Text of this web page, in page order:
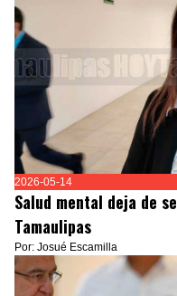
2026-05-14
Salud mental deja de
Tamaulipas
Por: Josué Escamilla